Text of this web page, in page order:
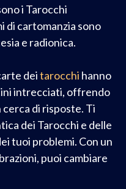
i Tarocchi
di cartomanzia sono
e radionica.
deitarocchi hanno
intrecciati, offrendo
cerca di risposte. Ti
dei Tarocchi e delle
tuoi problemi. Con un
puoi cambiare